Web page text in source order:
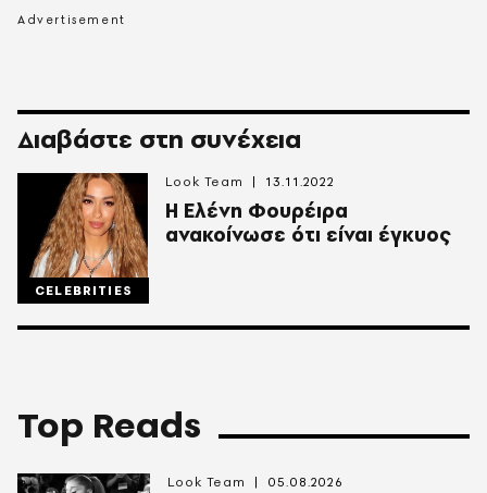
Διαβάστε στη συνέχεια
CELEBRITIES
Η Ελένη Φουρέιρα
ανακοίνωσε ότι είναι έγκυος
Look Team 13.11.2022
Top Reads
Look Team 05.08.2026